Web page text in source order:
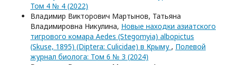
Том 4 № 4 (2022)
Владимир Викторович Мартынов, Татьяна
Владимировна Никулина, Новые находки азиатского
тигрового комара Aedes (Stegomyia) albopictus
(Skuse, 1895) (Diptera: Culicidae) в Крыму , Полевой
журнал биолога: Том 6 № 3 (2024)